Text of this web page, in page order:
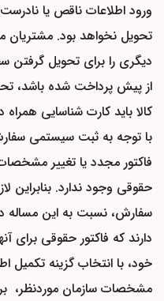
ورود اطلاعات ناقص یا
تحویل نخواهد بود.
دیگری را برای تحویل گرفتن
از پیش پرداخت شده باشد،
کالا باید کارت شناسایی همراه
با توجه به ثبت سیستمی
فاکتور مجدد یا تغییر
حقوقی وجود ندارد. بنابراین
سفارش، نسبت به این مساله
دارند که فاکتور حقوقی برای
خود، با انتخاب گزینه تکمیل
مشخصات سازمان موردنظر،